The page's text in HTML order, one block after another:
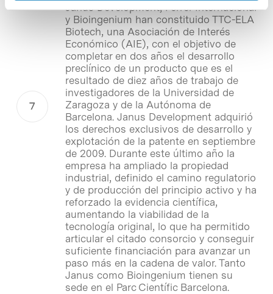
Janus Development, Ferrer Internacional
y Bioingenium han constituido TTC-ELA
Biotech, una Asociación de Interés
Económico (AIE), con el objetivo de
completar en dos años el desarrollo
preclínico de un producto que es el
resultado de diez años de trabajo de
investigadores de la Universidad de
Zaragoza y de la Autónoma de
Barcelona. Janus Development adquirió
los derechos exclusivos de desarrollo y
explotación de la patente en septiembre
de 2009. Durante este último año la
empresa ha ampliado la propiedad
industrial, definido el camino regulatorio
y de producción del principio activo y ha
reforzado la evidencia científica,
aumentando la viabilidad de la
tecnología original, lo que ha permitido
articular el citado consorcio y conseguir
suficiente financiación para avanzar un
paso más en la cadena de valor. Tanto
Janus como Bioingenium tienen su
sede en el Parc Científic Barcelona.